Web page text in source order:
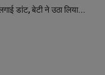
डांट, बेटी ने उठा लिया...